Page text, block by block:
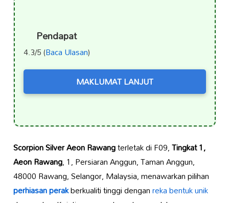
Pendapat
4.3/5 (Baca Ulasan)
MAKLUMAT LANJUT
Scorpion Silver Aeon Rawangterletak di F09,Tingkat 1,
Aeon Rawang, 1, Persiaran Anggun, Taman Anggun,
48000 Rawang, Selangor, Malaysia, menawarkan pilihan
perhiasan perakberkualiti tinggi denganreka bentuk unik